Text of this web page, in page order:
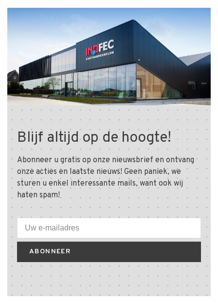
Blijf altijd op de hoogte!
Abonneer u gratis op onze nieuwsbrief en ontvang
onze acties en laatste nieuws! Geen paniek, we
sturen u enkel interessante mails, want ook wij
haten spam!
ABONNEER